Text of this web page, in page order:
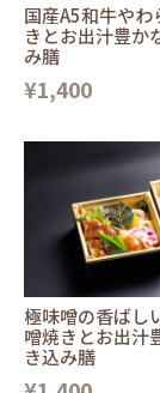
国産A5和牛やわ
きとお出汁豊か
み膳
¥1,400
極味噌の香ばし
噌焼きとお出汁
き込み膳